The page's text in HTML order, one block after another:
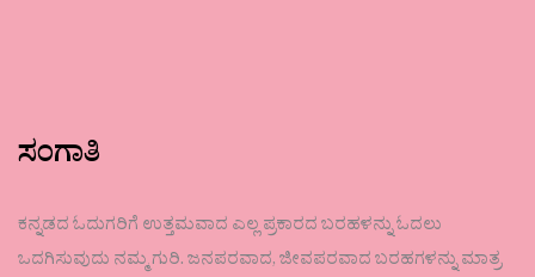
ಸಂಗಾತಿ
ಕನ್ನಡದ ಓದುಗರಿಗೆ ಉತ್ತಮವಾದ ಎಲ್ಲ ಪ್ರಕಾರದ ಬರಹಳನ್ನು ಓದಲು
ಒದಗಿಸುವುದು ನಮ್ಮ ಗುರಿ. ಜನಪರವಾದ, ಜೀವಪರವಾದ ಬರಹಗಳನ್ನು ಮಾತ್ರ